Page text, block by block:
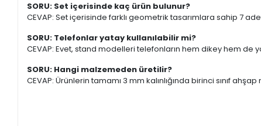
SORU: Set içerisinde kaç ürün bulunur?
CEVAP: Set içerisinde farklı geometrik tasarımlara sahip 7
SORU: Telefonlar yatay kullanılabilir mi?
CEVAP: Evet, stand modelleri telefonların hem dikey hem de
SORU: Hangi malzemeden üretilir?
CEVAP: Ürünlerin tamamı 3 mm kalınlığında birinci sınıf